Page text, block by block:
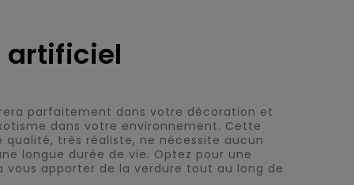
artificiel
parfaitement dans votre décoration et
dans votre environnement. Cette
très réaliste, ne nécessite aucun
longue durée de vie. Optez pour une
apporter de la verdure tout au long de